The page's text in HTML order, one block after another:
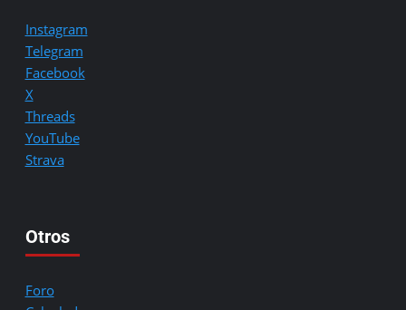
Instagram
Telegram
Facebook
X
Threads
YouTube
Strava
Otros
Foro